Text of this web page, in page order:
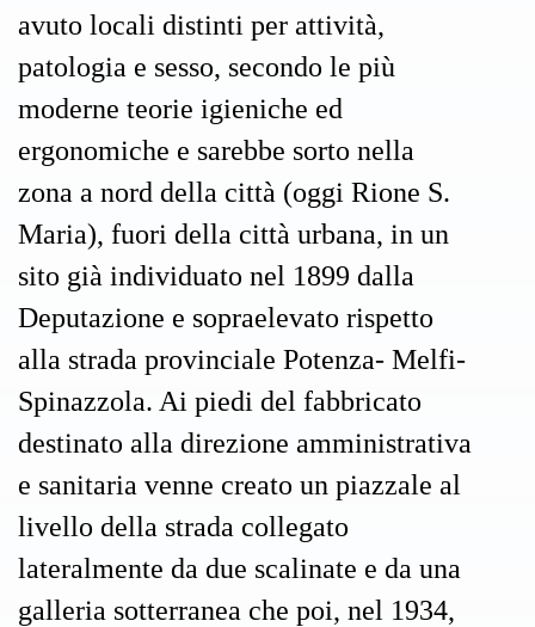
avuto locali distinti per attività,
patologia e sesso, secondo le più
moderne teorie igieniche ed
ergonomiche e sarebbe sorto nella
zona a nord della città (oggi Rione S.
Maria), fuori della città urbana, in un
sito già individuato nel 1899 dalla
Deputazione e sopraelevato rispetto
alla strada provinciale Potenza- Melfi-
Spinazzola. Ai piedi del fabbricato
destinato alla direzione amministrativa
e sanitaria venne creato un piazzale al
livello della strada collegato
lateralmente da due scalinate e da una
galleria sotterranea che poi, nel 1934,